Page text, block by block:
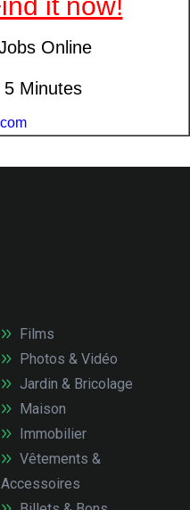
Films
Photos & Vidéo
Jardin & Bricolage
Maison
Immobilier
Vêtements &
Accessoires